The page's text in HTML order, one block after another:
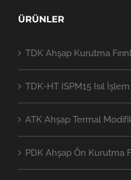
ÜRÜNLER
TDK Ahşap Kurutma
TDK-HT ISPM15 Isıl İşlem
ATK Ahşap Termal
PDK Ahşap Ön Kurutma